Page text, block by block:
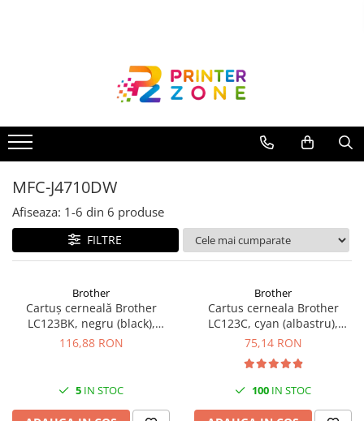
Imprimante cu jet
Multifunctionale laser
Multifunctionale cu jet
Imprimante etichete
Imprimante termice
Scanere
Accesorii imprimante
Accesorii multifunctionale
Consumabile imprimanta
MFC-J4710DW
Afiseaza: 1-6 din 6 produse
FILTRE
Brother
Cartuș cerneală Brother
LC123BK, negru (black),
original, 600 pagini, 12 ml
116,88 RON
5 IN STOC
Brother
Cartus cerneala Brother
LC123C, cyan (albastru),
original, 600 pagini, 8.1 ml
75,14 RON
100 IN STOC